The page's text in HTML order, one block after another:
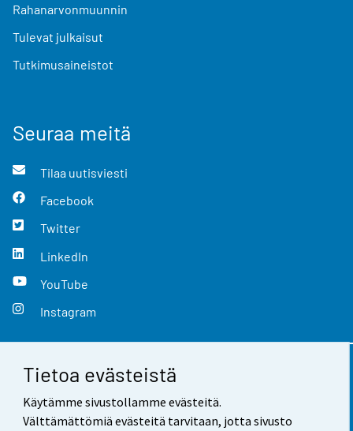
Tietoa evästeistä
Käytämme sivustollamme evästeitä.
Välttämättömiä evästeitä tarvitaan, jotta sivusto
Rahanarvonmuunnin
Tulevat julkaisut
Tutkimusaineistot
Seuraa meitä
Tilaa uutisviesti
Facebook
Twitter
LinkedIn
YouTube
Instagram
Yhteystiedot
Palaute